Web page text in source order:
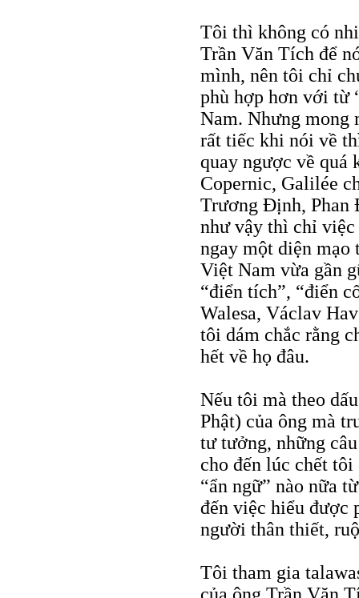
Tôi thì không có
Trần Văn Tích để
mình, nên tôi chỉ
phù hợp hơn với từ
Nam. Nhưng mong
rất tiếc khi nói về
quay ngược về quá
Copernic, Galilée
Trương Định, Phan
như vậy thì chỉ
ngay một diện mạo
Việt Nam vừa gần
“điển tích”, “điển
Walesa, Václav
tôi dám chắc rằng
hết về họ đâu.
Nếu tôi mà theo
Phật) của ông mà
tư tưởng, những
cho đến lúc chết
“ẩn ngữ” nào nữa
đến việc hiểu được
người thân thiết,
Tôi tham gia